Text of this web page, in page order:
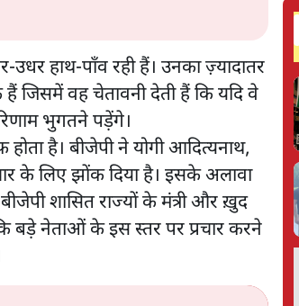
हाथ-पाँव रही हैं। उनका ज़्यादातर
जिसमें वह चेतावनी देती हैं कि यदि वे
भुगतने पड़ेंगे।
है। बीजेपी ने योगी आदित्यनाथ,
के लिए झोंक दिया है। इसके अलावा
शासित राज्यों के मंत्री और ख़ुद
बड़े नेताओं के इस स्तर पर प्रचार करने